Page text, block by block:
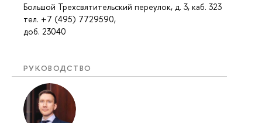
Большой Трехсвятительский переулок, д. 3, каб. 323
тел. +7 (495) 7729590,
доб. 23040
РУКОВОДСТВО